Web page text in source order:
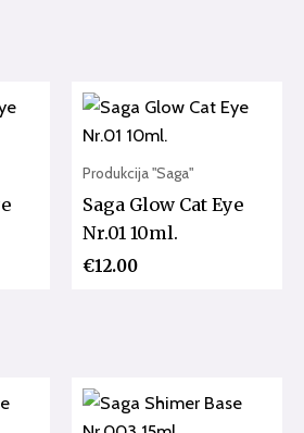
Produkcija "Saga"
Saga Glow Cat Eye
Nr.01 10ml.
€12.00